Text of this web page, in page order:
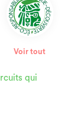
Voir tout
qui